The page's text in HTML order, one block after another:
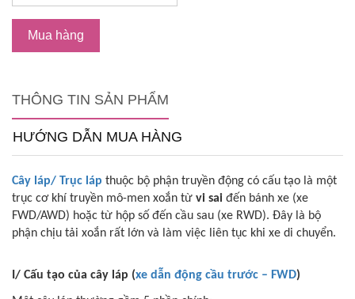
Mua hàng
THÔNG TIN SẢN PHẨM
HƯỚNG DẪN MUA HÀNG
Cây láp/ Trục láp thuộc bộ phận truyền động có cấu tạo là một
trục cơ khí truyền mô-men xoắn từ vi sai đến bánh xe (xe
FWD/AWD) hoặc từ hộp số đến cầu sau (xe RWD). Đây là bộ
phận chịu tải xoắn rất lớn và làm việc liên tục khi xe di chuyển.
I/ Cấu tạo của cây láp (xe dẫn động cầu trước – FWD)